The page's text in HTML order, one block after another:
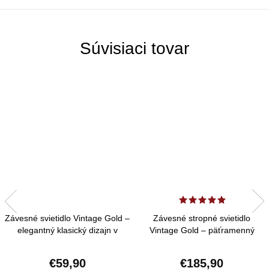
Súvisiaci tovar
Závesné svietidlo Vintage Gold –
elegantný klasický dizajn v
€59,90
Závesné stropné svietidlo
Vintage Gold – päťramenný
€185,90